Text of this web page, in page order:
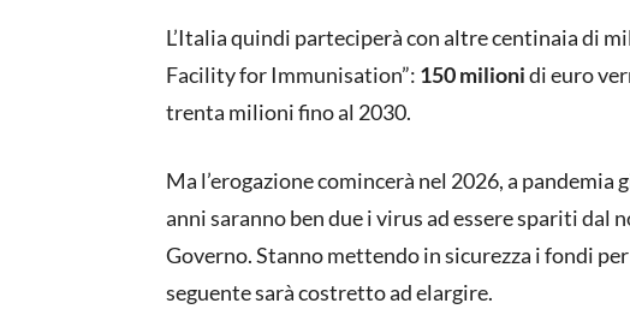
L’Italia quindi parteciperà con altre centinaia di
Facility for Immunisation”: 150 milionidi euro
trenta milioni fino al 2030.
Ma l’erogazione comincerà nel 2026, a pandemia
anni saranno ben due i virus ad essere spariti dal
Governo. Stanno mettendo in sicurezza i fondi
seguente sarà costretto ad elargire.